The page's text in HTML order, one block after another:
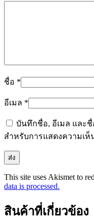
ชื่อ *
อีเมล *
บันทึกชื่อ, อีเมล และชื่
สำหรับการแสดงความเห็
This site uses Akismet to
data is processed.
สินค้าที่เกี่ยวข้อง